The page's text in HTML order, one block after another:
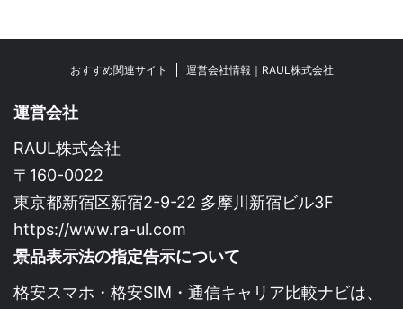
おすすめ関連サイト 運営会社情報｜RAUL株式会社
運営会社
RAUL株式会社
〒160-0022
東京都新宿区新宿2-9-22 多摩川新宿ビル3F
https://www.ra-ul.com
景品表示法の指定告示について
格安スマホ・格安SIM・通信キャリア比較ナビは、